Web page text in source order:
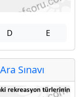
D E
Sınavı